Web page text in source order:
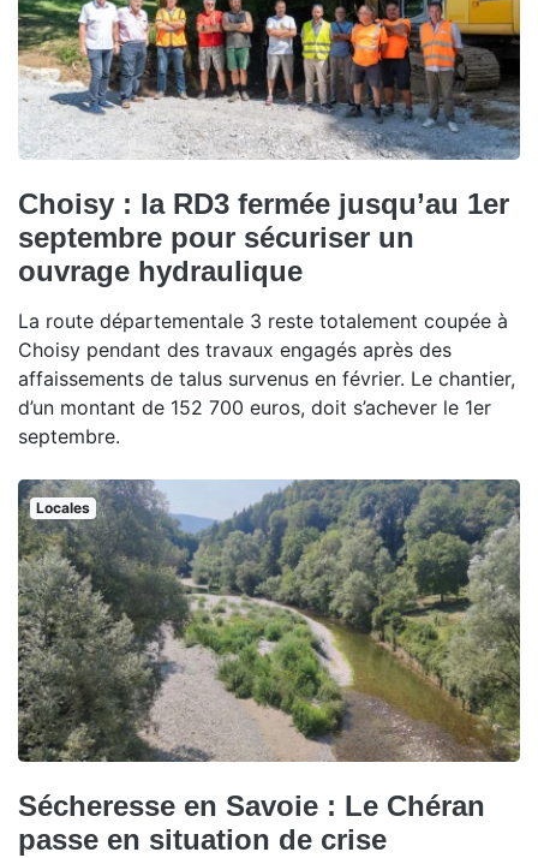
Choisy : la RD3 fermée jusqu’au 1er
septembre pour sécuriser un
ouvrage hydraulique
La route départementale 3 reste totalement coupée à
Choisy pendant des travaux engagés après des
affaissements de talus survenus en février. Le chantier,
d’un montant de 152 700 euros, doit s’achever le 1er
septembre.
Locales
Sécheresse en Savoie : Le Chéran
passe en situation de crise